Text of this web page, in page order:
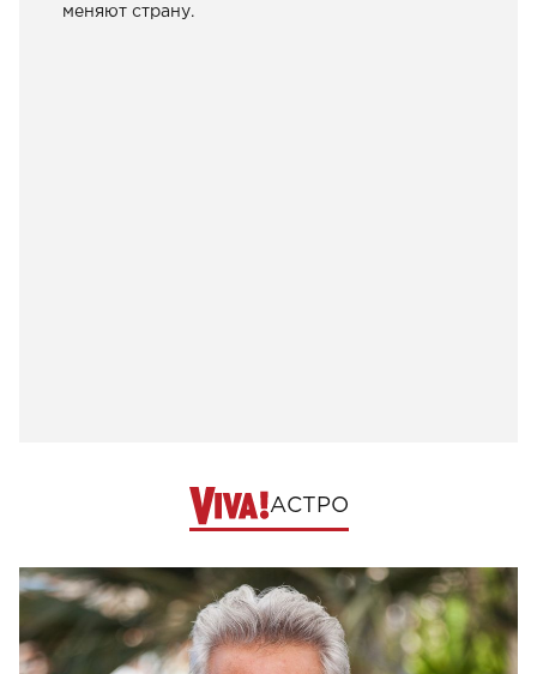
меняют страну.
АСТРО